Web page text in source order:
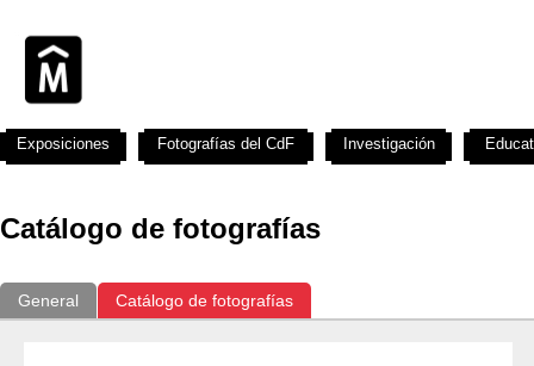
Catálogo de fotografías
General Catálogo de fotografías
Exposiciones Fotografías del CdF Investigación